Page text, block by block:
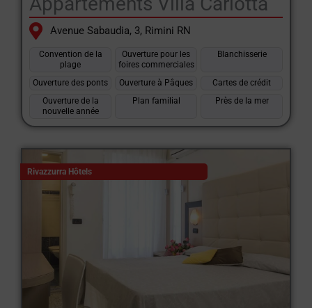
Avenue Sabaudia, 3, Rimini RN
Convention de la
plage
Ouverture pour les
foires commerciales
Blanchisserie
Ouverture des ponts Ouverture à Pâques
Cartes de crédit
Ouverture de la
nouvelle année
Plan familial Près de la mer
Rivazzurra Hôtels